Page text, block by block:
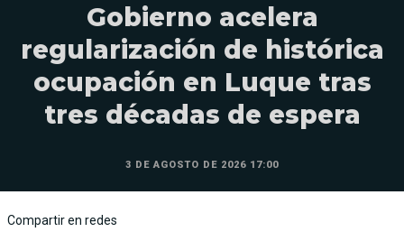
Gobierno acelera
regularización de histórica
ocupación en Luque tras
tres décadas de espera
3 DE AGOSTO DE 2026 17:00
Compartir en redes